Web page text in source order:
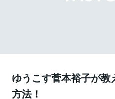
ゆうこす菅本裕子が
方法！